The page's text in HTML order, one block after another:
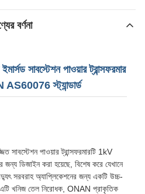
বর্ণনা
সাবস্টেশন পাওয়ার ট্রান্সফরমার
স্ট্যান্ডার্ড
পাওয়ার ট্রান্সফরমারটি 1kV
ডিজাইন করা হয়েছে, বিশেষ করে যেখানে
সরবরাহ অ্যাপ্লিকেশনের জন্য একটি উচ্চ-
খনিজ তেল নিরোধক, ONAN প্রাকৃতিক